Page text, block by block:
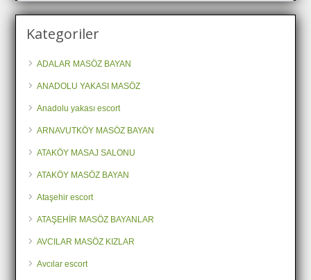
Kategoriler
ADALAR MASÖZ BAYAN
ANADOLU YAKASI MASÖZ
Anadolu yakası escort
ARNAVUTKÖY MASÖZ BAYAN
ATAKÖY MASAJ SALONU
ATAKÖY MASÖZ BAYAN
Ataşehir escort
ATAŞEHİR MASÖZ BAYANLAR
AVCILAR MASÖZ KIZLAR
Avcılar escort